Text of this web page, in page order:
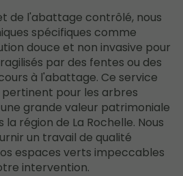
de l'abattage contrôlé, nous
spécifiques comme
douce et non invasive pour
par des fentes ou des
à l'abattage. Ce service
pour les arbres
grande valeur patrimoniale
région de La Rochelle. Nous
un travail de qualité
espaces verts impeccables
intervention.